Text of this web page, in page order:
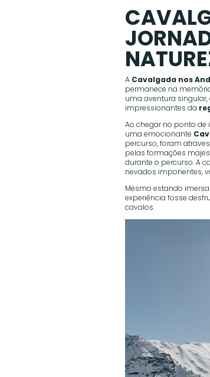
A Cavalgada nos
permanece na
uma aventura
impressionantes da
Ao chegar no ponto de
uma emocionante
percurso, foram
pelas formações
durante o percurso. A
nevados imponentes,
Mesmo estando
experiência fosse
cavalos.